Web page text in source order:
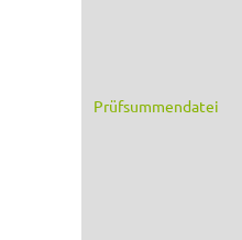
Prüfsummendatei